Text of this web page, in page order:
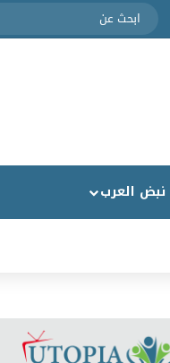
نبض العرب